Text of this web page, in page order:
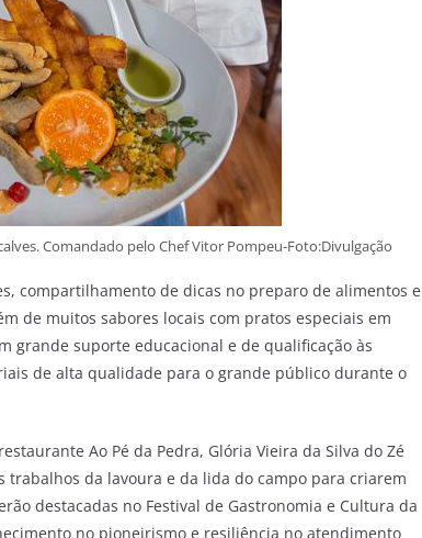
Comandado pelo Chef Vitor Pompeu-Foto:Divulgação
compartilhamento de dicas no preparo de alimentos e
de muitos sabores locais com pratos especiais em
grande suporte educacional e de qualificação às
de alta qualidade para o grande público durante o
Ao Pé da Pedra, Glória Vieira da Silva do Zé
trabalhos da lavoura e da lida do campo para criarem
destacadas no Festival de Gastronomia e Cultura da
no pioneirismo e resiliência no atendimento